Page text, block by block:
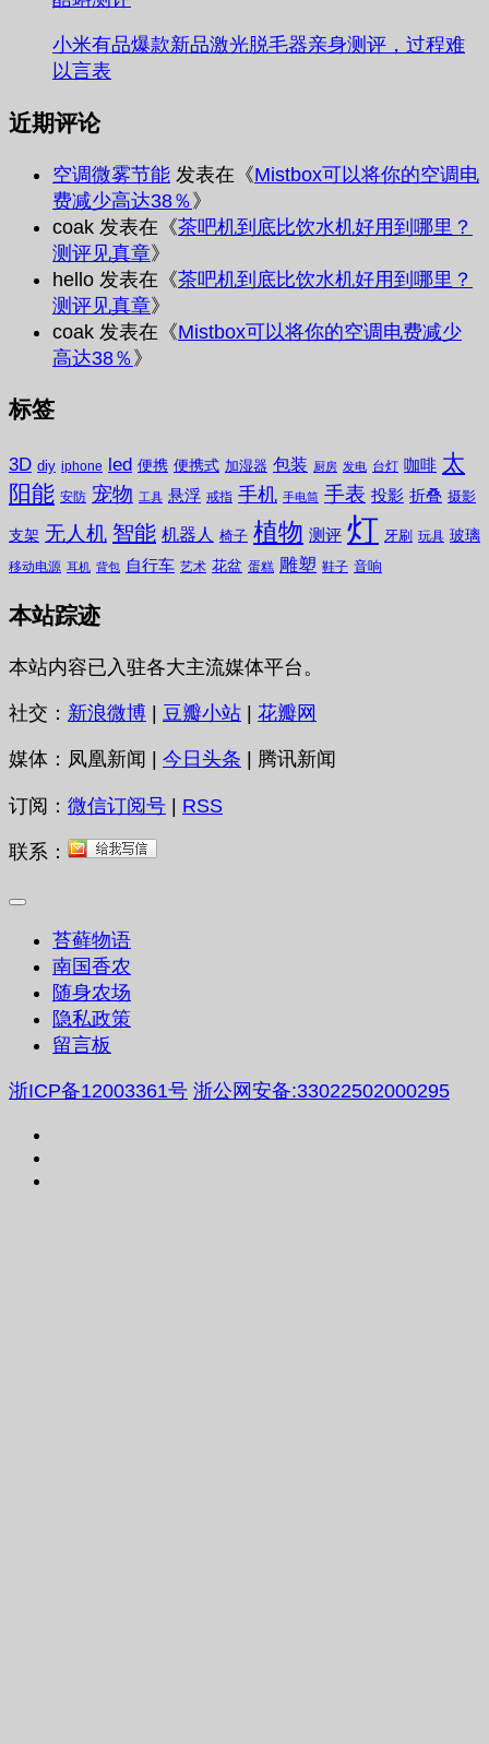
小米有品爆款新品激光脱毛器亲身测评，过程难
以言表
近期评论
空调微雾节能 发表在《Mistbox可以将你的空调电
费减少高达38％》
coak 发表在《茶吧机到底比饮水机好用到哪里？
测评见真章》
hello 发表在《茶吧机到底比饮水机好用到哪里？
测评见真章》
coak 发表在《Mistbox可以将你的空调电费减少
高达38％》
标签
3D diy iphone led 便携 便携式 加湿器 包装 厨房 发电 台灯 咖啡 太
阳能 安防 宠物 工具 悬浮 戒指 手机 手电筒 手表 投影 折叠 摄影
支架 无人机 智能 机器人 椅子 植物 测评 灯 牙刷 玩具 玻璃
移动电源 耳机 背包 自行车 艺术 花盆 蛋糕 雕塑 鞋子 音响
本站踪迹
本站内容已入驻各大主流媒体平台。
社交： 新浪微博 豆瓣小站 花瓣网
媒体：凤凰新闻 | 今日头条 | 腾讯新闻
订阅： 微信订阅号 | RSS
联系：
苔藓物语
南国香农
随身农场
隐私政策
留言板
浙ICP备12003361号 浙公网安备:33022502000295